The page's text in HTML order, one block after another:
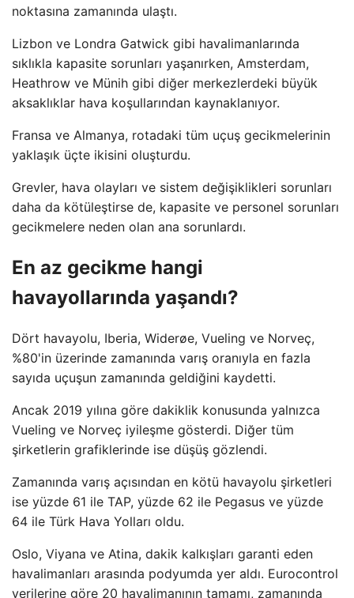
noktasına zamanında ulaştı.
Lizbon ve Londra Gatwick gibi havalimanlarında
sıklıkla kapasite sorunları yaşanırken, Amsterdam,
Heathrow ve Münih gibi diğer merkezlerdeki büyük
aksaklıklar hava koşullarından kaynaklanıyor.
Fransa ve Almanya, rotadaki tüm uçuş gecikmelerinin
yaklaşık üçte ikisini oluşturdu.
Grevler, hava olayları ve sistem değişiklikleri sorunları
daha da kötüleştirse de, kapasite ve personel sorunları
gecikmelere neden olan ana sorunlardı.
En az gecikme hangi
havayollarında yaşandı?
Dört havayolu, Iberia, Widerøe, Vueling ve Norveç,
%80'in üzerinde zamanında varış oranıyla en fazla
sayıda uçuşun zamanında geldiğini kaydetti.
Ancak 2019 yılına göre dakiklik konusunda yalnızca
Vueling ve Norveç iyileşme gösterdi. Diğer tüm
şirketlerin grafiklerinde ise düşüş gözlendi.
Zamanında varış açısından en kötü havayolu şirketleri
ise yüzde 61 ile TAP, yüzde 62 ile Pegasus ve yüzde
64 ile Türk Hava Yolları oldu.
Oslo, Viyana ve Atina, dakik kalkışları garanti eden
havalimanları arasında podyumda yer aldı. Eurocontrol
verilerine göre 20 havalimanının tamamı, zamanında